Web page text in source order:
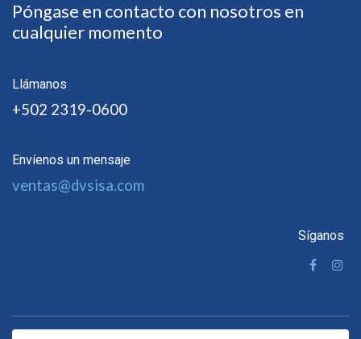
Póngase en contacto con nosotros en
cualquier momento
Llámanos
+502 2319-0600
Envíenos un mensaje
ventas@dvsisa.com
Síganos